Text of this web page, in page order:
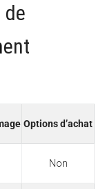
de
Options d’achat
Non